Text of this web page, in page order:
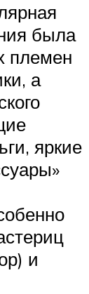
была
племен
а
яркие
и